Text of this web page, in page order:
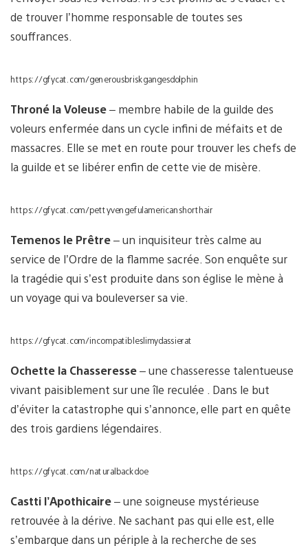
de trouver l’homme responsable de toutes ses
souffrances.
https://gfycat.com/generousbriskgangesdolphin
Throné la Voleuse– membre habile de la guilde des
voleurs enfermée dans un cycle infini de méfaits et de
massacres. Elle se met en route pour trouver les chefs de
la guilde et se libérer enfin de cette vie de misère.
https://gfycat.com/pettyvengefulamericanshorthair
Temenos le Prêtre– un inquisiteur très calme au
service de l’Ordre de la flamme sacrée. Son enquête sur
la tragédie qui s’est produite dans son église le mène à
un voyage qui va bouleverser sa vie.
https://gfycat.com/incompatibleslimydassierat
Ochette la Chasseresse– une chasseresse talentueuse
vivant paisiblement sur une île reculée . Dans le but
d’éviter la catastrophe qui s’annonce, elle part en quête
des trois gardiens légendaires.
https://gfycat.com/naturalbackdoe
Castti l’Apothicaire– une soigneuse mystérieuse
retrouvée à la dérive. Ne sachant pas qui elle est, elle
s’embarque dans un périple à la recherche de ses